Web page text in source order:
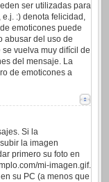
ser utilizadas para
:) denota felicidad,
emoticones puede
abusar del uso de
vuelva muy difícil de
del mensaje. La
de emoticones a
Si la
la imagen
primero su foto en
mi-imagen.gif.
su PC (a menos que